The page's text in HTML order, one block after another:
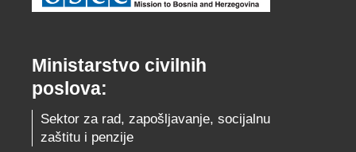
Ministarstvo civilnih
poslova:
Sektor za rad, zapošljavanje, socijalnu
zaštitu i penzije